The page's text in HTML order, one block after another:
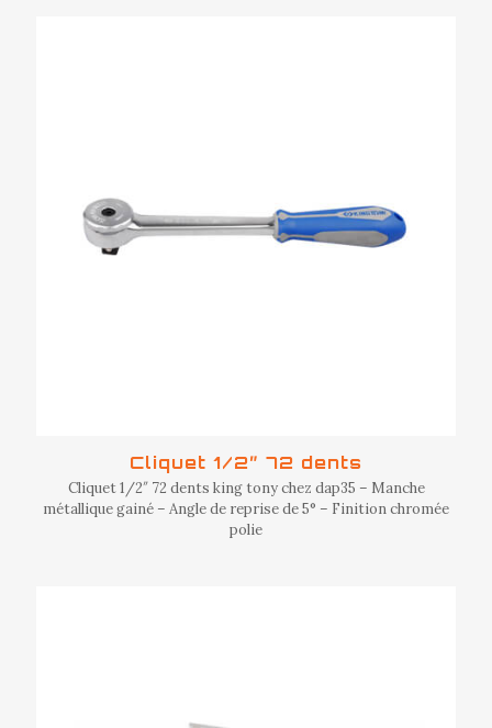
Cliquet 1/2″ 72 dents
Cliquet 1/2″ 72 dents king tony chez dap35 – Manche
métallique gainé – Angle de reprise de 5° – Finition chromée
polie